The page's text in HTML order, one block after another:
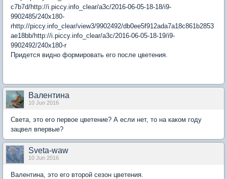
c7b7d/http://i.piccy.info_clear/a3c/2016-06-05-18-18/i9-
9902485/240x180-
rhttp://piccy.info_clear/view3/9902492/db0ee5f912ada7a18c861b2853
ae18bb/http://i.piccy.info_clear/a3c/2016-06-05-18-19/i9-
9902492/240x180-r
Придется видно формировать его после цветения.
Валентина
10 Jun 2016
Света, это его первое цветение? А если нет, то на каком году
зацвел впервые?
Sveta-waw
10 Jun 2016
Валентина, это его второй сезон цветения.